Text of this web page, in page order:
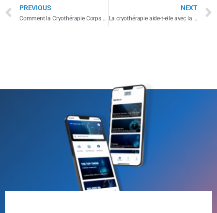
PREVIOUS
Comment la Cryothérapie Corps Entier Peut Bénéficier à Votre Système Immunitaire
NEXT
La cryothérapie aide-t-elle avec la spondylarthrite ankylosante ?